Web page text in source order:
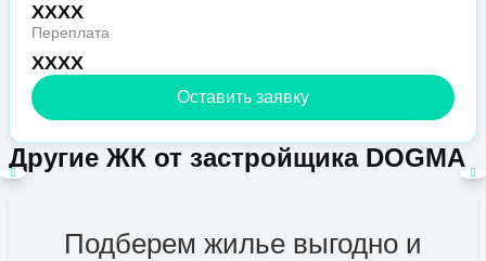
XXXX
Переплата
XXXX
Оставить заявку
Другие ЖК от застройщика DOGMA
Подберем жилье выгодно и